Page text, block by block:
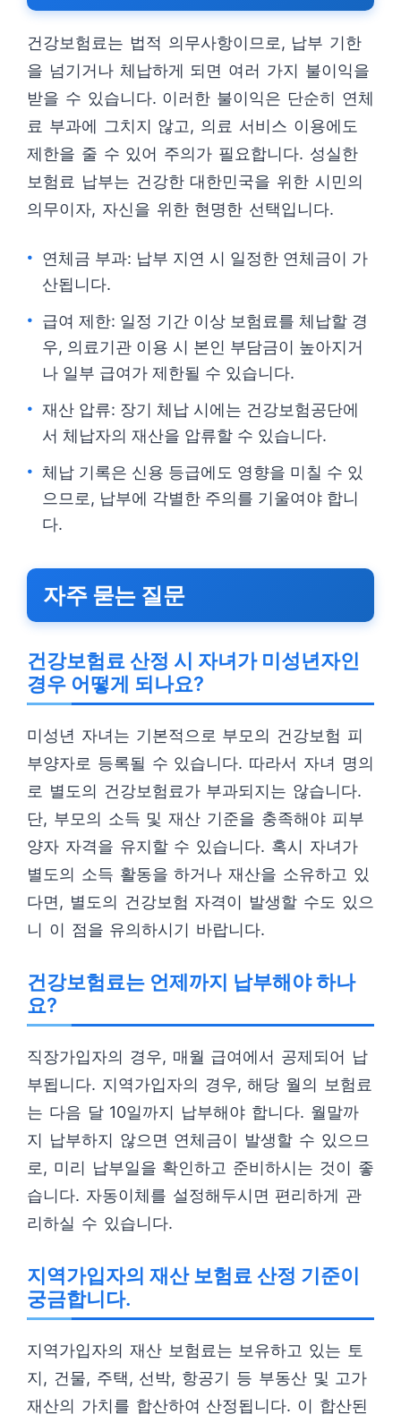
건강보험료는 법적 의무사항이므로, 납부 기한
을 넘기거나 체납하게 되면 여러 가지 불이익을
받을 수 있습니다. 이러한 불이익은 단순히 연체
료 부과에 그치지 않고, 의료 서비스 이용에도
제한을 줄 수 있어 주의가 필요합니다. 성실한
보험료 납부는 건강한 대한민국을 위한 시민의
의무이자, 자신을 위한 현명한 선택입니다.
연체금 부과: 납부 지연 시 일정한 연체금이 가
산됩니다.
급여 제한: 일정 기간 이상 보험료를 체납할 경
우, 의료기관 이용 시 본인 부담금이 높아지거
나 일부 급여가 제한될 수 있습니다.
재산 압류: 장기 체납 시에는 건강보험공단에
서 체납자의 재산을 압류할 수 있습니다.
체납 기록은 신용 등급에도 영향을 미칠 수 있
으므로, 납부에 각별한 주의를 기울여야 합니
다.
자주 묻는 질문
건강보험료 산정 시 자녀가 미성년자인
경우 어떻게 되나요?
미성년 자녀는 기본적으로 부모의 건강보험 피
부양자로 등록될 수 있습니다. 따라서 자녀 명의
로 별도의 건강보험료가 부과되지는 않습니다.
단, 부모의 소득 및 재산 기준을 충족해야 피부
양자 자격을 유지할 수 있습니다. 혹시 자녀가
별도의 소득 활동을 하거나 재산을 소유하고 있
다면, 별도의 건강보험 자격이 발생할 수도 있으
니 이 점을 유의하시기 바랍니다.
건강보험료는 언제까지 납부해야 하나
요?
직장가입자의 경우, 매월 급여에서 공제되어 납
부됩니다. 지역가입자의 경우, 해당 월의 보험료
는 다음 달 10일까지 납부해야 합니다. 월말까
지 납부하지 않으면 연체금이 발생할 수 있으므
로, 미리 납부일을 확인하고 준비하시는 것이 좋
습니다. 자동이체를 설정해두시면 편리하게 관
리하실 수 있습니다.
지역가입자의 재산 보험료 산정 기준이
궁금합니다.
지역가입자의 재산 보험료는 보유하고 있는 토
지, 건물, 주택, 선박, 항공기 등 부동산 및 고가
재산의 가치를 합산하여 산정됩니다. 이 합산된